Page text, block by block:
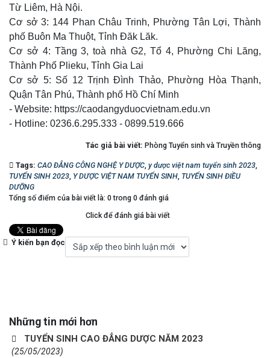
Từ Liêm, Hà Nội.
Cơ sở 3: 144 Phan Châu Trinh, Phường Tân Lợi, Thành
phố Buôn Ma Thuột, Tỉnh Đăk Lăk.
Cơ sở 4: Tầng 3, toà nhà G2, Tổ 4, Phường Chi Lăng,
Thành Phố Plieku, Tỉnh Gia Lai
Cơ sở 5: Số 12 Trịnh Đình Thảo, Phường Hòa Thạnh,
Quận Tân Phú, Thành phố Hồ Chí Minh
- Website: https://caodangyduocvietnam.edu.vn
- Hotline: 0236.6.295.333 - 0899.519.666
Tác giả bài viết: Phòng Tuyển sinh và Truyền thông
Tags: CAO ĐẲNG CÔNG NGHỆ Y DƯỢC y dược việt nam tuyển sinh 2023
TUYỂN SINH 2023 Y DƯỢC VIỆT NAM TUYỂN SINH TUYỂN SINH ĐIỀU
DƯỠNG
Tổng số điểm của bài viết là: 0 trong 0 đánh giá
Click để đánh giá bài viết
Ý kiến bạn đọc
Những tin mới hơn
TUYỂN SINH CAO ĐẲNG DƯỢC NĂM 2023
(25/05/2023)